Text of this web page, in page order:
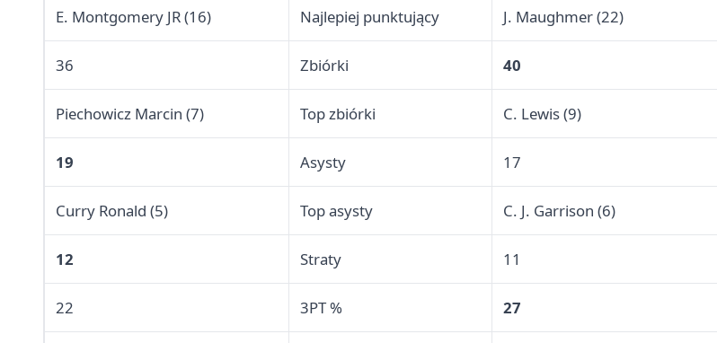
E. Montgomery JR (16) Najlepiej punktujący J. Maughmer (22)
36 Zbiórki 40
Piechowicz Marcin (7) Top zbiórki C. Lewis (9)
19 Asysty 17
Curry Ronald (5) Top asysty C. J. Garrison (6)
12 Straty 11
22 3PT % 27